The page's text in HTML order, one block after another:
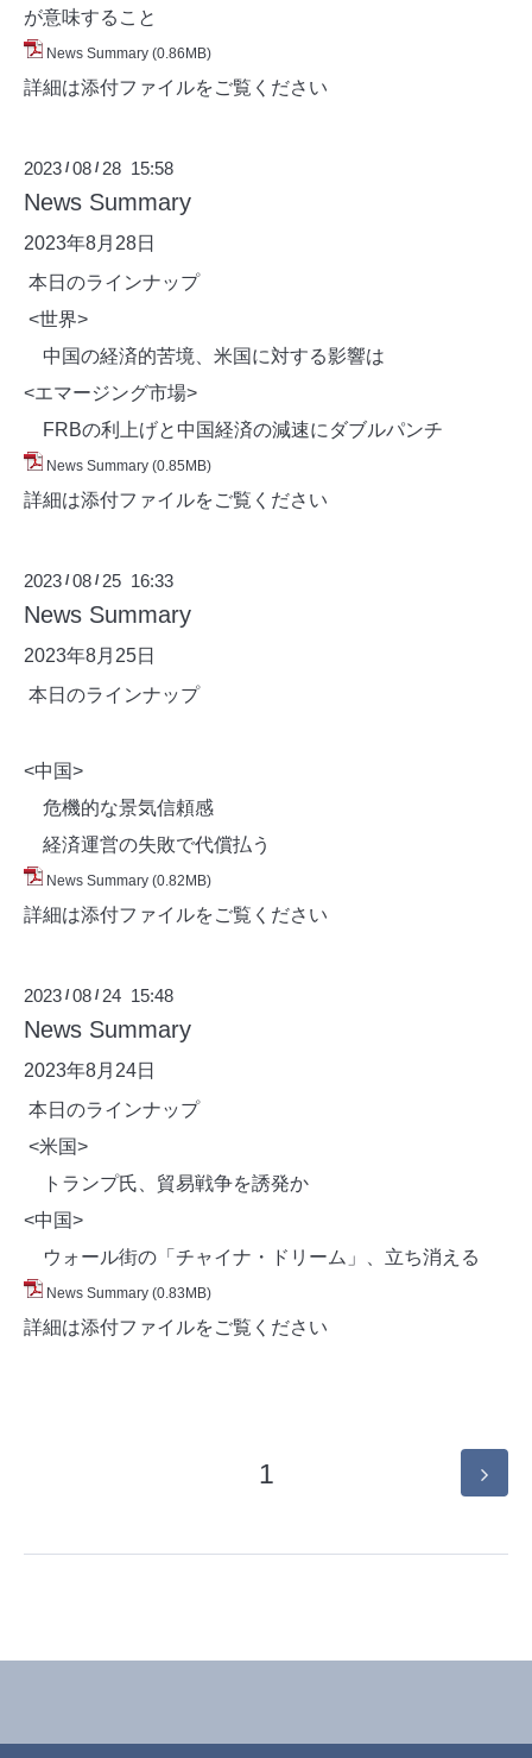
が意味すること
News Summary (0.86MB)
詳細は添付ファイルをご覧ください
2023 /08 / 28 15:58
News Summary
2023年8月28日
本日のラインナップ
<世界>
中国の経済的苦境、米国に対する影響は
<エマージング市場>
FRBの利上げと中国経済の減速にダブルパンチ
News Summary (0.85MB)
詳細は添付ファイルをご覧ください
2023 /08 / 25 16:33
News Summary
2023年8月25日
本日のラインナップ
<中国>
危機的な景気信頼感
経済運営の失敗で代償払う
News Summary (0.82MB)
詳細は添付ファイルをご覧ください
2023 /08 / 24 15:48
News Summary
2023年8月24日
本日のラインナップ
<米国>
トランプ氏、貿易戦争を誘発か
<中国>
ウォール街の「チャイナ・ドリーム」、立ち消える
News Summary (0.83MB)
詳細は添付ファイルをご覧ください
1